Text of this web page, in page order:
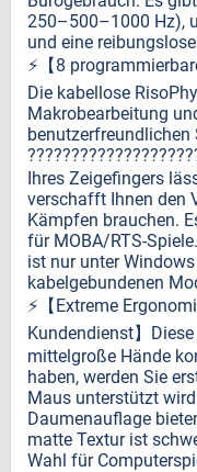
250–500–1000 Hz),
und eine
⚡️【8
Die kabellose
Makrobearbeitung
Ihres Zeigefingers
verschafft Ihnen den
Kämpfen brauchen.
für MOBA/RTS-
ist nur unter
kabelgebundenen
⚡️【Extreme
Kundendienst】
mittelgroße Hände
haben, werden Sie
Maus unterstützt
Daumenauflage
matte Textur ist
Wahl für